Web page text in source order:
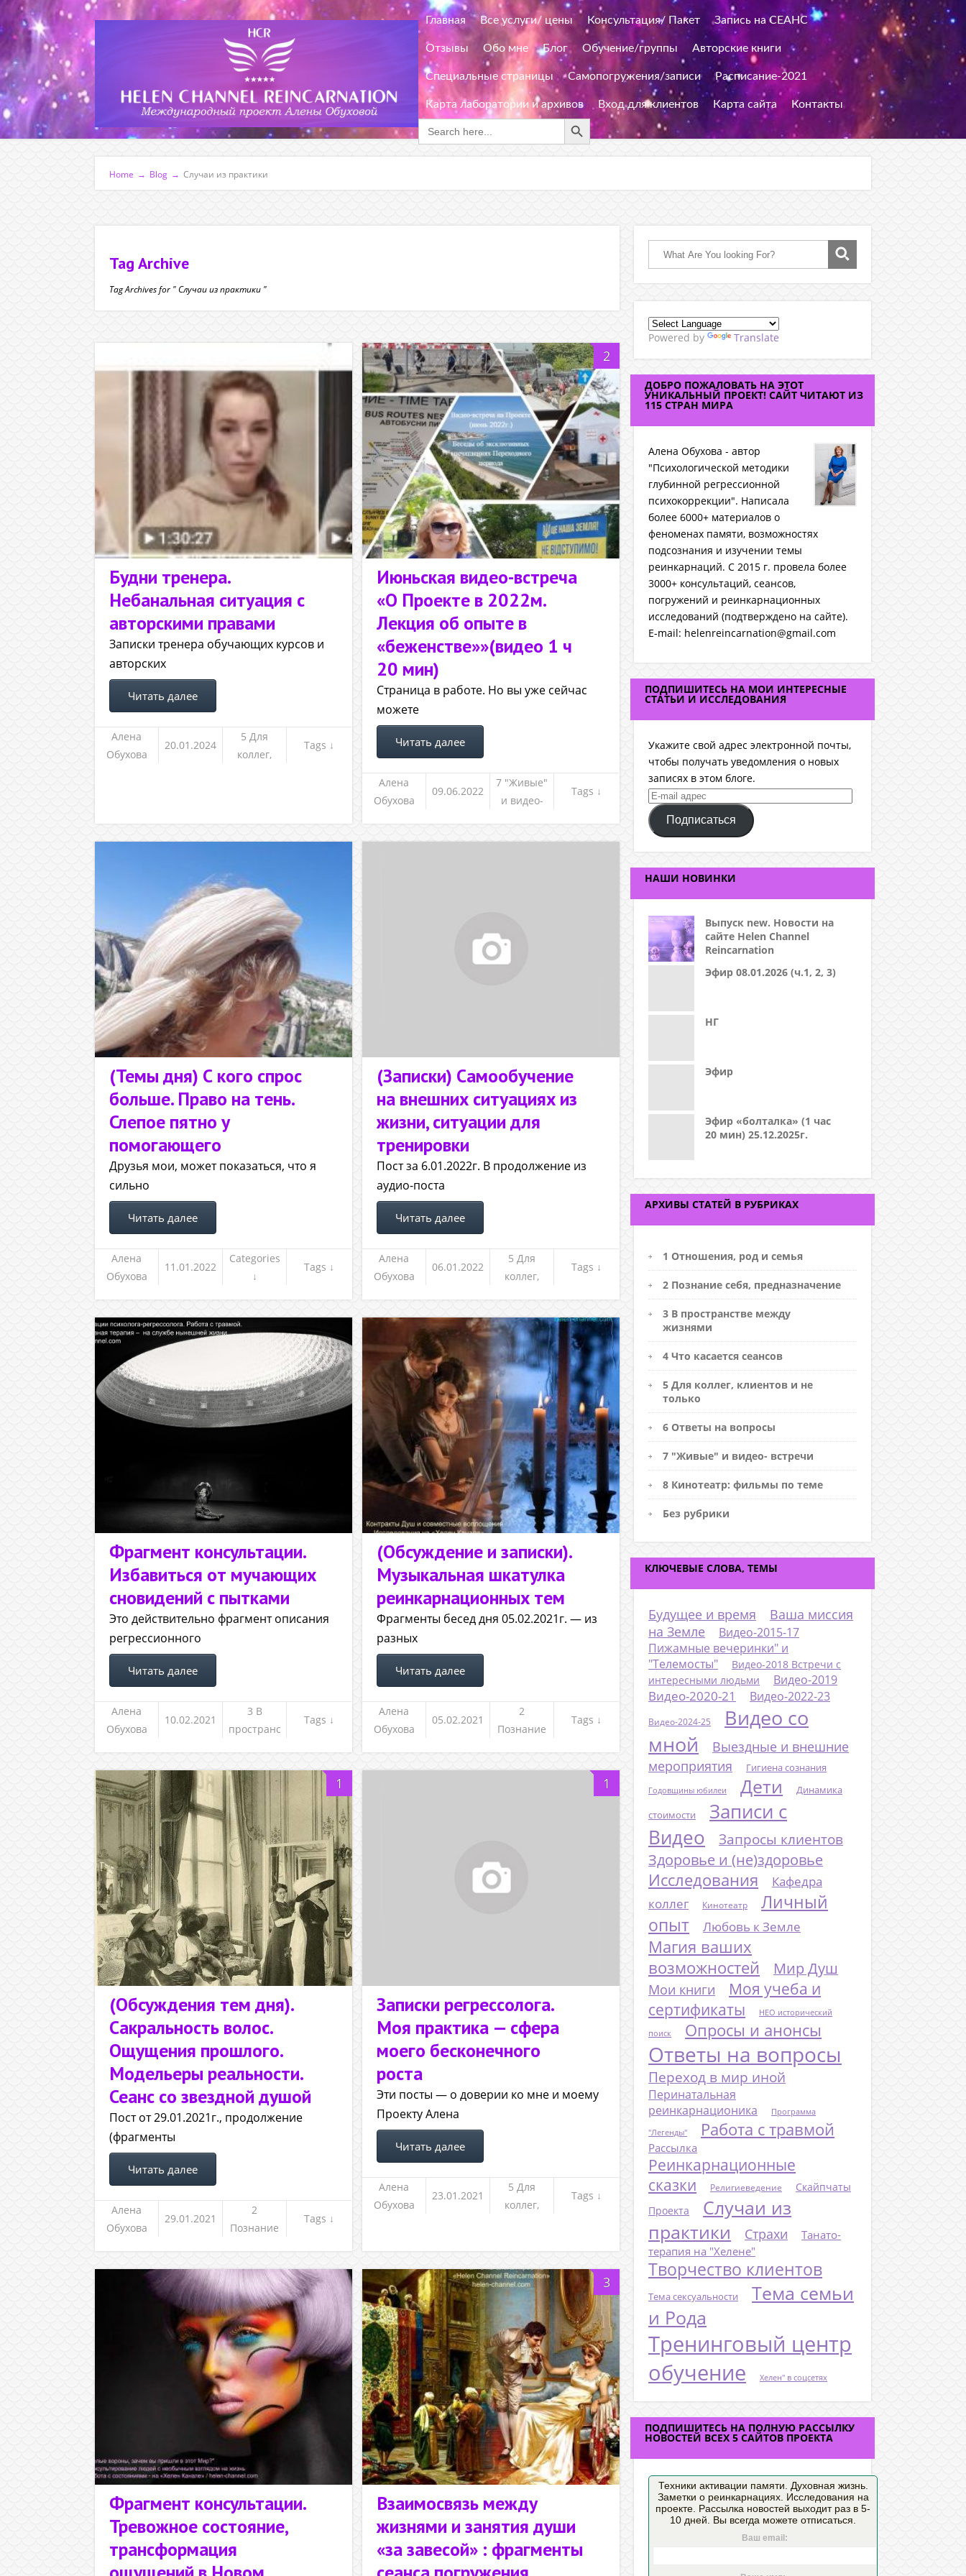
Главная Все услуги/ цены Консультация/ Пакет Запись на СЕАНС
Отзывы Обо мне Блог Обучение/группы Авторские книги
Специальные страницы Самопогружения/записи Расписание-2021
Карта лаборатории и архивов Вход для клиентов Карта сайта
Контакты
for:
Search Button
Home → Blog → Случаи из практики
Tag Archive
Tag Archives for " Случаи из практики "
Будни тренера.
Небанальная ситуация с
авторскими правами
Записки тренера обучающих курсов и
авторских
Читать далее
Алена
Обухова
20.01.2024
5 Для
коллег,
Tags ↓
2
Июньская видео-встреча
«О Проекте в 2022м.
Лекция об опыте в
«беженстве»»(видео 1 ч
20 мин)
Страница в работе. Но вы уже сейчас
можете
Читать далее
Алена
Обухова
09.06.2022
7 "Живые"
и видео-
Tags ↓
(Темы дня) С кого спрос
больше. Право на тень.
Слепое пятно у
помогающего
Друзья мои, может показаться, что я
сильно
Читать далее
Алена
Обухова
11.01.2022
Categories
↓
Tags ↓
(Записки) Самообучение
на внешних ситуациях из
жизни, ситуации для
тренировки
Пост за 6.01.2022г. В продолжение из
аудио-поста
Читать далее
Алена
Обухова
06.01.2022
5 Для
коллег,
Tags ↓
Фрагмент консультации.
Избавиться от мучающих
сновидений с пытками
Это действительно фрагмент описания
регрессионного
Читать далее
Алена
Обухова
10.02.2021
3 В
пространс
Tags ↓
(Обсуждение и записки).
Музыкальная шкатулка
реинкарнационных тем
Фрагменты бесед дня 05.02.2021г. — из
разных
Читать далее
Алена
Обухова
05.02.2021
2
Познание
Tags ↓
1
(Обсуждения тем дня).
Сакральность волос.
Ощущения прошлого.
Модельеры реальности.
Сеанс со звездной душой
Пост от 29.01.2021г., продолжение
(фрагменты
Читать далее
Алена
Обухова
29.01.2021
2
Познание
чение
Tags ↓
1
Записки регрессолога.
Моя практика — сфера
моего бесконечного
роста
Эти посты — о доверии ко мне и моему
Проекту Алена
Читать далее
Алена
Обухова
23.01.2021
5 Для
коллег,
Tags ↓
Фрагмент консультации.
Тревожное состояние,
трансформация
3
Взаимосвязь между
жизнями и занятия души
«за завесой» : фрагменты
Powered by Translate
ДОБРО ПОЖАЛОВАТЬ НА ЭТОТ
УНИКАЛЬНЫЙ ПРОЕКТ! САЙТ ЧИТАЮТ ИЗ
115 СТРАН МИРА
Алена Обухова - автор
"Психологической методики
глубинной регрессионной
психокоррекции". Написала
более 6000+ материалов о
феноменах памяти, возможностях
подсознания и изучении темы
реинкарнаций. C 2015 г. провела более
3000+ консультаций, сеансов,
погружений и реинкарнационных
исследований (подтверждено на сайте).
E-mail: helenreincarnation@gmail.com
ПОДПИШИТЕСЬ НА МОИ ИНТЕРЕСНЫЕ
СТАТЬИ И ИССЛЕДОВАНИЯ
Укажите свой адрес электронной почты,
чтобы получать уведомления о новых
записях в этом блоге.
E-
mail
адрес
Подписаться
НАШИ НОВИНКИ
Выпуск new. Новости на
сайте Helen Channel
Reincarnation
Эфир 08.01.2026 (ч.1, 2, 3)
НГ
Эфир
Эфир «болталка» (1 час
20 мин) 25.12.2025г.
АРХИВЫ СТАТЕЙ В РУБРИКАХ
1 Отношения, род и семья
2 Познание себя, предназначение
3 В пространстве между
жизнями
4 Что касается сеансов
5 Для коллег, клиентов и не
только
6 Ответы на вопросы
7 "Живые" и видео- встречи
8 Кинотеатр: фильмы по теме
Без рубрики
КЛЮЧЕВЫЕ СЛОВА, ТЕМЫ
Будущее и время
Ваша миссия
на Земле
Видео-2015-17
Пижамные вечеринки" и
"Телемосты"
Видео-2018 Встречи с
интересными людьми
Видео-2019
Видео-2020-21 Видео-2022-23
Видео-2024-25
Видео со
мной
Выездные и внешние
мероприятия
Гигиена сознания
Годовщины юбилеи Дети
Динамика
стоимости
Записи с
Видео
Запросы клиентов
Здоровье и (не)здоровье
Исследования
Кафедра
коллег
Кинотеатр
Личный
опыт
Любовь к Земле
Магия ваших
возможностей
Мир Душ
Мои книги
Моя учеба и
сертификаты
НЕО исторический
поиск Опросы и анонсы
Ответы на вопросы
Переход в мир иной
Перинатальная
реинкарнационика
Программа
"Легенды"
Работа с травмой
Рассылка
Реинкарнационные
сказки
Религиеведение
Скайпчаты
Проекта
Случаи из
практики
Страхи
Танато-
терапия на "Хелене"
Творчество клиентов
Тема сексуальности
Тема семьи
и Рода
Тренинговый центр
обучение
Хелен" в соцсетях
ПОДПИШИТЕСЬ НА ПОЛНУЮ РАССЫЛКУ
НОВОСТЕЙ ВСЕХ 5 САЙТОВ ПРОЕКТА
Техники активации памяти. Духовная жизнь.
Заметки о реинкарнациях. Исследования на
проекте. Рассылка новостей выходит раз в 5-
10 дней. Вы всегда можете отписаться.
Ваш email: